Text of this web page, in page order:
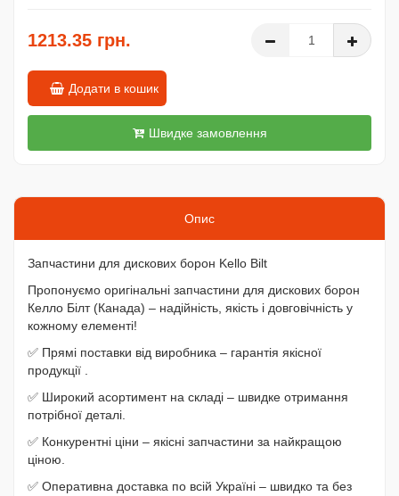
1213.35 грн.
Додати в кошик
Швидке замовлення
Опис
Запчастини для дискових борон Kello Bilt
Пропонуємо оригінальні запчастини для дискових борон
Келло Білт (Канада) – надійність, якість і довговічність у
кожному елементі!
✅ Прямі поставки від виробника – гарантія якісної
продукції .
✅ Широкий асортимент на складі – швидке отримання
потрібної деталі.
✅ Конкурентні ціни – якісні запчастини за найкращою
ціною.
✅ Оперативна доставка по всій Україні – швидко та без